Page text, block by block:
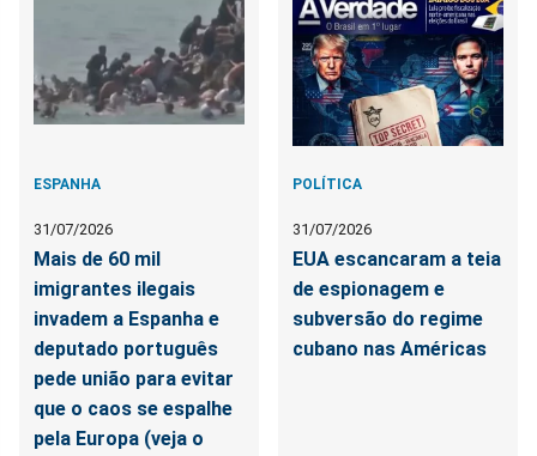
ESPANHA
31/07/2026
Mais de 60 mil
imigrantes ilegais
invadem a Espanha e
deputado português
pede união para evitar
que o caos se espalhe
pela Europa (veja o
POLÍTICA
31/07/2026
EUA escancaram a teia
de espionagem e
subversão do regime
cubano nas Américas